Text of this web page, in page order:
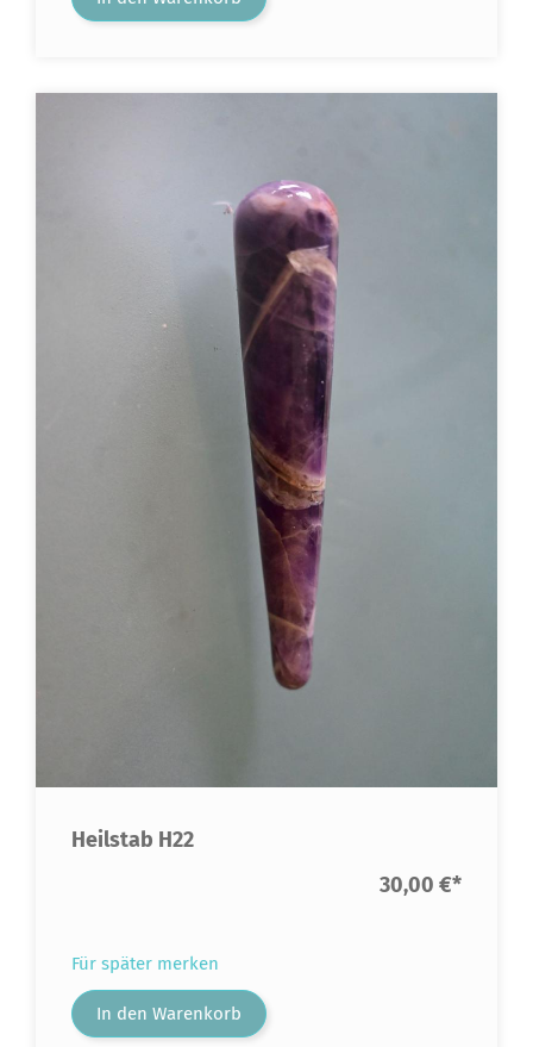
Heilstab H22
30,00 €*
Für später merken
In den Warenkorb